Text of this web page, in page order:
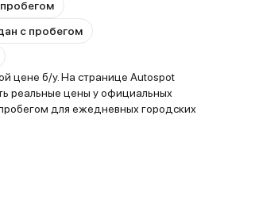
пробегом
с пробегом
цене б/у. На странице Autospot
реальные цены у официальных
для ежедневных городских